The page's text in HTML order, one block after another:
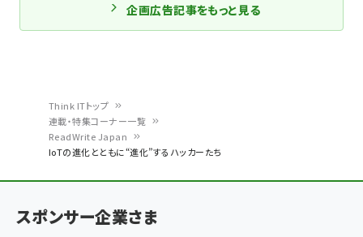
く
ず
Think ITトップ
連載・特集コーナー一覧
ReadWrite Japan
IoTの進化とともに“進化”するハッカーたち
企画広告記事をもっと見る
スポンサー企業さま